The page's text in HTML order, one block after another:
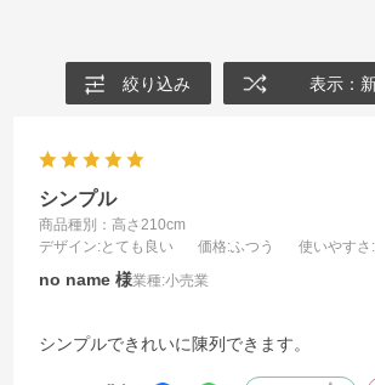
絞り込み 表示：
シンプル
商品種別：高さ210cm
デザイン:とても良い 価格:ふつう 使いやすさ
no name 業種:小売業
シンプルできれいに陳列できます。